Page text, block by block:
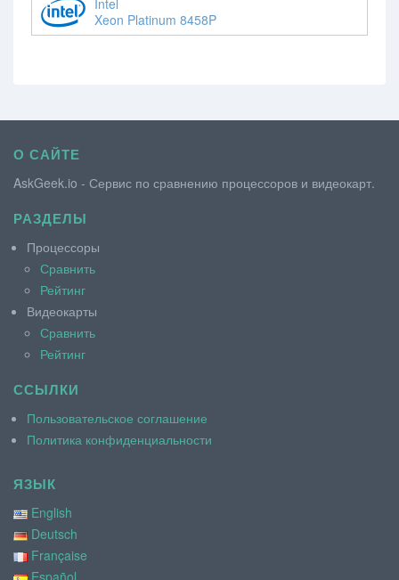
Xeon Platinum 8458P
О САЙТЕ
AskGeek.io - Сервис по сравнению процессоров и видеокарт.
РАЗДЕЛЫ
Процессоры
Сравнить
Рейтинг
Видеокарты
Сравнить
Рейтинг
ССЫЛКИ
Пользовательское соглашение
Политика конфиденциальности
ЯЗЫК
English
Deutsch
Française
Español